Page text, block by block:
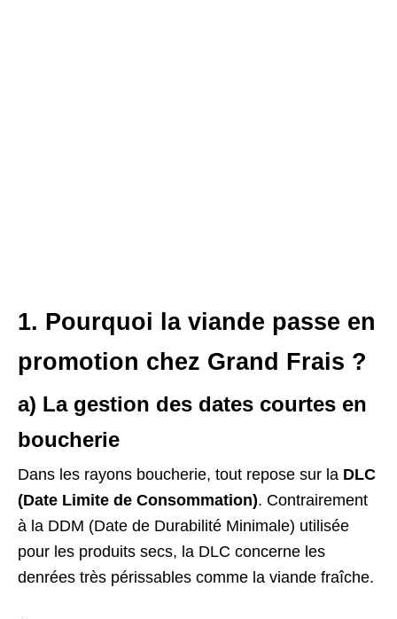
1. Pourquoi la viande passe en
promotion chez Grand Frais ?
a) La gestion des dates courtes en
boucherie
Dans les rayons boucherie, tout repose sur la DLC
(Date Limite de Consommation). Contrairement
à la DDM (Date de Durabilité Minimale) utilisée
pour les produits secs, la DLC concerne les
denrées très périssables comme la viande fraîche.